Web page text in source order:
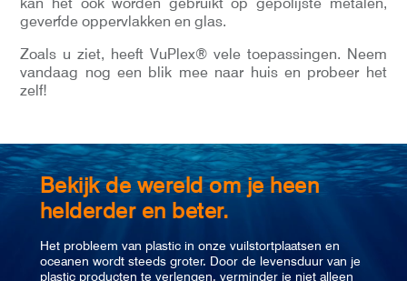
geverfde oppervlakken en glas.
Zoals u ziet, heeft VuPlex® vele toepassingen. Neem
vandaag nog een blik mee naar huis en probeer het
zelf!
Bekijk de wereld om je heen
helderder en beter.
Het probleem van plastic in onze vuilstortplaatsen en
oceanen wordt steeds groter. Door de levensduur van je
plastic producten te verlengen, verminder je niet alleen